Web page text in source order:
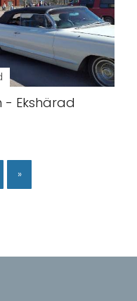
- Ekshärad
»